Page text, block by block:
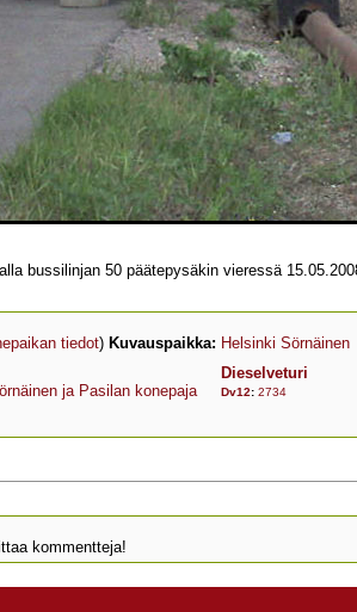
bussilinjan 50 päätepysäkin vieressä
tiedot) Kuvauspaikka: Helsinki Sörnäinen
ja Pasilan konepaja
Dieselveturi
Dv12: 2734
kommentteja!